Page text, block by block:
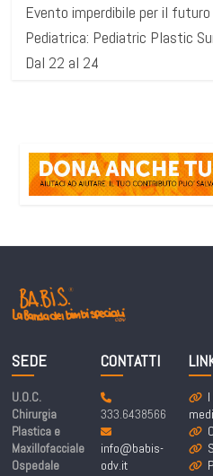
Evento imperdibile per il
Pediatrica: Pediatric Plastic
Dal 22 al 24
SEDE
U.O.C.
Chirurgia
Plastica e
Maxillofacciale
Ospedale
CONTATTI
333.6438566
info@babis-
odv.it